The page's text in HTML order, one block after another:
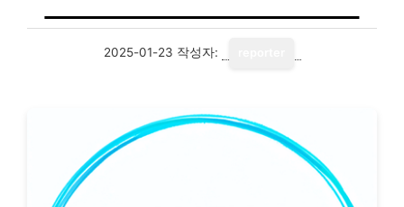
2025-01-23 작성자: